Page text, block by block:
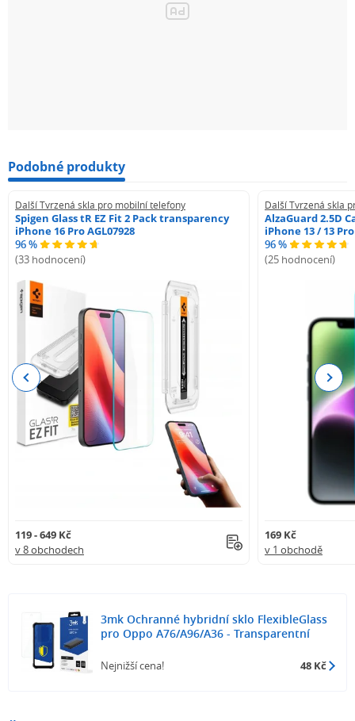
Souprava obsahuje:
3mk FlexibleGlass™ - 1 ks
Fit-In™ polohovací proužky
Dust-Fix™ proužky
Anti-Bubble Card™
CleaningSet.
Oppo A76Oppo A96Oppo A36
Podobné produkty
Další Tvrzená skla pro mobilní telefony
Spigen Glass tR EZ Fit 2 Pack transparency
iPhone 16 Pro AGL07928
96 %
(33 hodnocení)
119 - 649 Kč
v 8 obchodech
Další Tvrzená skla
AlzaGuard 2.5D
iPhone 13 / 13 Pro
96 %
(25 hodnocení)
169 Kč
v 1 obchodě
Previous Next
3mk Ochranné hybridní sklo FlexibleGlass
pro Oppo A76/A96/A36 - Transparentní
Nejnižší cena! 48 Kč